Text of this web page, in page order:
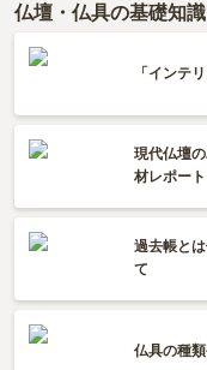
仏壇・仏具の基礎知
「インテ
現代仏壇
材レポート
過去帳と
て
仏具の種